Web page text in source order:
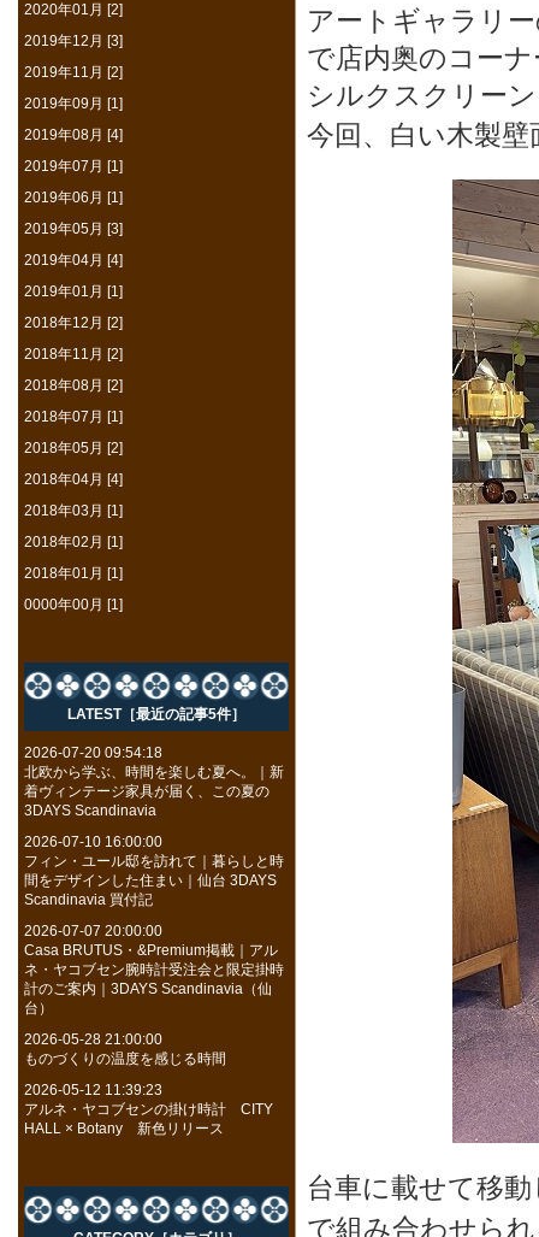
アートギャラリ
で店内奥のコー
シルクスクリー
今回、白い木製
台車に載せて移
で組み合わせら
2020年01月 [2]
2019年12月 [3]
2019年11月 [2]
2019年09月 [1]
2019年08月 [4]
2019年07月 [1]
2019年06月 [1]
2019年05月 [3]
2019年04月 [4]
2019年01月 [1]
2018年12月 [2]
2018年11月 [2]
2018年08月 [2]
2018年07月 [1]
2018年05月 [2]
2018年04月 [4]
2018年03月 [1]
2018年02月 [1]
2018年01月 [1]
0000年00月 [1]
LATEST［最近の記事5件］
2026-07-20 09:54:18
北欧から学ぶ、時間を楽しむ夏へ。｜新
着ヴィンテージ家具が届く、この夏の
3DAYS Scandinavia
2026-07-10 16:00:00
フィン・ユール邸を訪れて｜暮らしと時
間をデザインした住まい｜仙台 3DAYS
Scandinavia 買付記
2026-07-07 20:00:00
Casa BRUTUS・&Premium掲載｜アル
ネ・ヤコブセン腕時計受注会と限定掛時
計のご案内｜3DAYS Scandinavia（仙
台）
2026-05-28 21:00:00
ものづくりの温度を感じる時間
2026-05-12 11:39:23
アルネ・ヤコブセンの掛け時計 CITY
HALL × Botany 新色リリース